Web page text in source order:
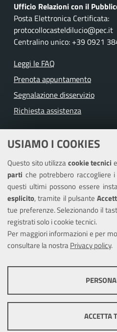
USIAMO I COOKIES
Questo sito utilizzacookie tecnici
parti che potrebbero raccogliere
questi ultimi possono essere
esplicito, tramite il pulsante
tue preferenze. Selezionando il
registrati solo i cookie tecnici.
Per maggiori informazioni e per
consultare la nostraPrivacy policy.
COOKIE TECNICI
ottimale per ogni utente. Essi
informazioni di navigazione per
pertanto possono essere utilizzati
ACCETTA
Ufficio Relazioni con il
Posta Elettronica Certificata:
protocollocasteldilucio@pec.it
Centralino unico: +39 0921
Leggi le FAQ
Prenota appuntamento
Segnalazione disservizio
Richiesta assistenza
Albo pretorio
Informativa privacy
Note legali
Piano di miglioramento del sito
Piano di miglioramento dei
Dichiarazione di accessibilità